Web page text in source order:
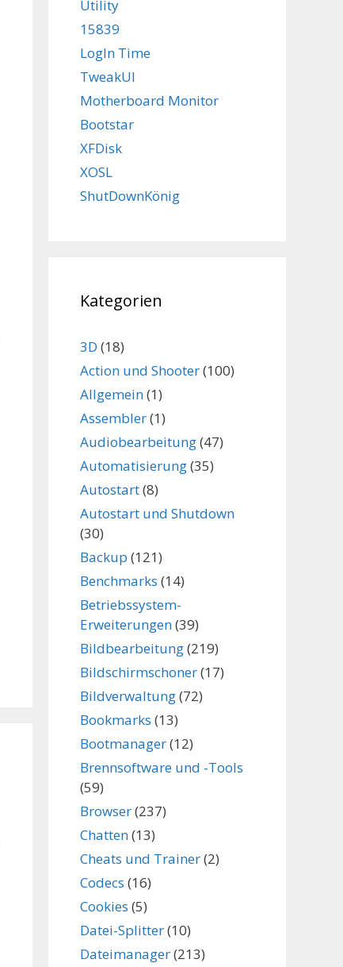
Utility
15839
LogIn Time
TweakUI
Motherboard Monitor
Bootstar
XFDisk
XOSL
ShutDownKönig
Kategorien
3D (18)
Action und Shooter(100)
Allgemein(1)
Assembler(1)
Audiobearbeitung(47)
Automatisierung(35)
Autostart(8)
Autostart und Shutdown
(30)
Backup (121)
Benchmarks (14)
Betriebssystem-
Erweiterungen(39)
Bildbearbeitung(219)
Bildschirmschoner(17)
Bildverwaltung(72)
Bookmarks (13)
Bootmanager(12)
Brennsoftware und -Tools
(59)
Browser(237)
Chatten(13)
Cheats und Trainer(2)
Codecs (16)
Cookies (5)
Datei-Splitter(10)
Dateimanager(213)